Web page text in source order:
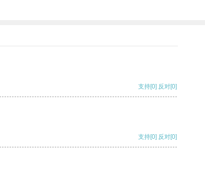
支持[0] 反对[0]
支持[0] 反对[0]